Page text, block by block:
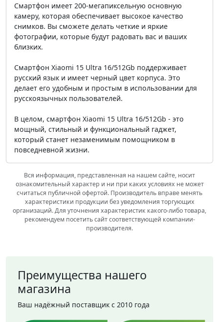
Смартфон имеет 200-мегапиксельную основную
камеру, которая обеспечивает высокое качество
снимков. Вы сможете делать четкие и яркие
фотографии, которые будут радовать вас и ваших
близких.
Смартфон Xiaomi 15 Ultra 16/512Gb поддерживает
русский язык и имеет черный цвет корпуса. Это
делает его удобным и простым в использовании для
русскоязычных пользователей.
В целом, смартфон Xiaomi 15 Ultra 16/512Gb - это
мощный, стильный и функциональный гаджет,
который станет незаменимым помощником в
повседневной жизни.
Вся информация, представленная на нашем сайте, носит
ознакомительный характер и ни при каких условиях не может
считаться публичной офертой. Производитель вправе менять
характеристики продукции без уведомления торгующих
организаций. Для уточнения характеристик какого-либо товара,
рекомендуем посетить сайт соответствующей компании-
производителя.
Преимущества нашего
магазина
Ваш надёжный поставщик с 2010 года